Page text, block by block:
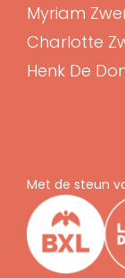
Myriam
Charlotte
Henk De
Met de steun